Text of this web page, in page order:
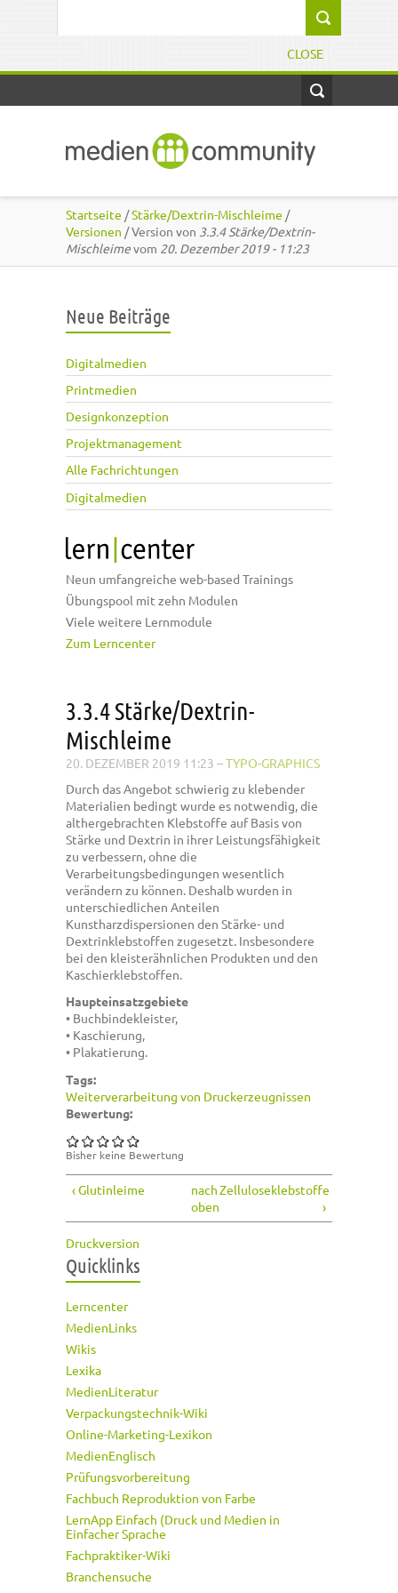
CLOSE
Startseite /Stärke/Dextrin-Mischleime /
Versionen / Version von 3.3.4 Stärke/Dextrin-
Mischleimevom 20. Dezember 2019 - 11:23
Neue Beiträge
Digitalmedien
Printmedien
Designkonzeption
Projektmanagement
Alle Fachrichtungen
Digitalmedien
Neun umfangreiche web-based Trainings
Übungspool mit zehn Modulen
Viele weitere Lernmodule
Zum Lerncenter
3.3.4 Stärke/Dextrin-
Mischleime
20. DEZEMBER 2019 11:23 –TYPO-GRAPHICS
Durch das Angebot schwierig zu klebender
Materialien bedingt wurde es notwendig, die
althergebrachten Klebstoffe auf Basis von
Stärke und Dextrin in ihrer Leistungsfähigkeit
zu verbessern, ohne die
Verarbeitungsbedingungen wesentlich
verändern zu können. Deshalb wurden in
unterschiedlichen Anteilen
Kunstharzdispersionen den Stärke- und
Dextrinklebstoffen zugesetzt. Insbesondere
bei den kleisterähnlichen Produkten und den
Kaschierklebstoffen.
Haupteinsatzgebiete
• Buchbindekleister,
• Kaschierung,
• Plakatierung.
Tags:
Weiterverarbeitung von Druckerzeugnissen
Bewertung:
Bisher keine Bewertung
‹ Glutinleime
nach
oben
Zelluloseklebstoffe
›
Druckversion
Quicklinks
Lerncenter
MedienLinks
Wikis
Lexika
MedienLiteratur
Verpackungstechnik-Wiki
Online-Marketing-Lexikon
MedienEnglisch
Prüfungsvorbereitung
Fachbuch Reproduktion von Farbe
LernApp Einfach (Druck und Medien in
Einfacher Sprache
Fachpraktiker-Wiki
Branchensuche